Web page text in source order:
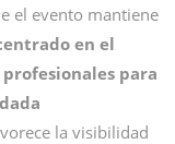
el evento mantiene
en el
para
la visibilidad